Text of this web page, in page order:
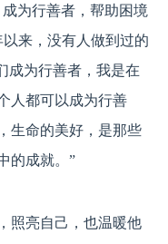
为行善者，帮助困境
来，没有人做到过的
成为行善者，我是在
人都可以成为行善
生命的美好，是那些
的成就。”
照亮自己，也温暖他